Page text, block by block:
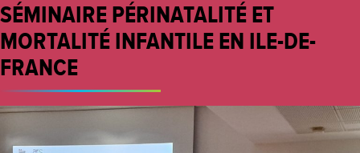
SÉMINAIRE PÉRINATALITÉ ET
MORTALITÉ INFANTILE EN ILE-DE-
FRANCE